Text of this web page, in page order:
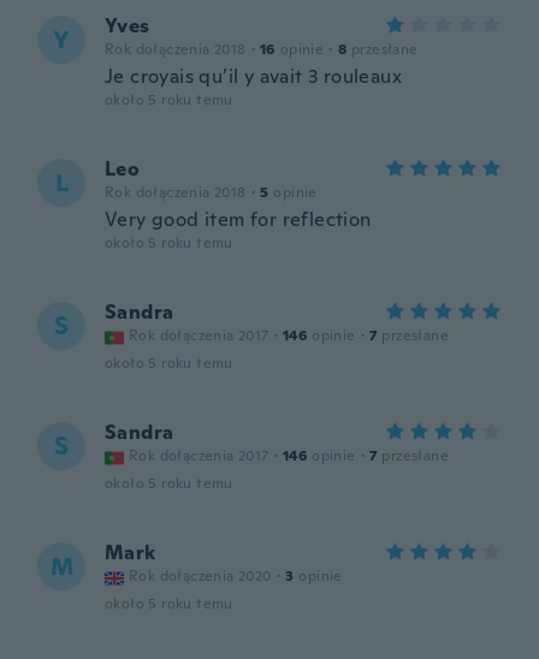
Y Yves
Rok dołączenia 2018 · 16 opinie · 8 przesłane
Je croyais qu’il y avait 3 rouleaux
około 5 roku temu
L Leo
Rok dołączenia 2018 · 5 opinie
Very good item for reflection
około 5 roku temu
S Sandra
Rok dołączenia 2017 · 146 opinie · 7 przesłane
około 5 roku temu
S Sandra
Rok dołączenia 2017 · 146 opinie · 7 przesłane
około 5 roku temu
M Mark
Rok dołączenia 2020 · 3 opinie
około 5 roku temu